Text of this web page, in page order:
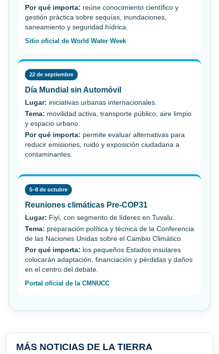
Por qué importa: reúne conocimiento científico y
gestión práctica sobre sequías, inundaciones,
saneamiento y seguridad hídrica.
Sitio oficial de World Water Week
22 de septiembre
Día Mundial sin Automóvil
Lugar: iniciativas urbanas internacionales.
Tema: movilidad activa, transporte público, aire limpio
y espacio urbano.
Por qué importa: permite evaluar alternativas para
reducir emisiones, ruido y exposición ciudadana a
contaminantes.
5–8 de octubre
Reuniones climáticas Pre-COP31
Lugar: Fiyi, con segmento de líderes en Tuvalu.
Tema: preparación política y técnica de la Conferencia
de las Naciones Unidas sobre el Cambio Climático.
Por qué importa: los pequeños Estados insulares
colocarán adaptación, financiación y pérdidas y daños
en el centro del debate.
Portal oficial de la CMNUCC
MÁS NOTICIAS DE LA TIERRA